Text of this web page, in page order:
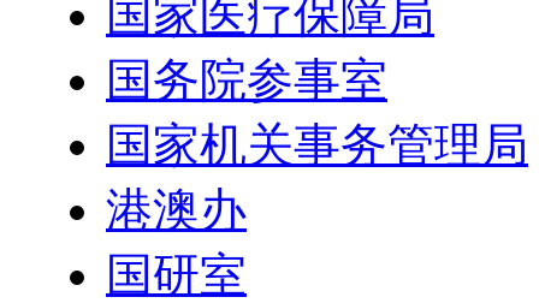
国家医疗保障局
国务院参事室
国家机关事务管理局
港澳办
国研室